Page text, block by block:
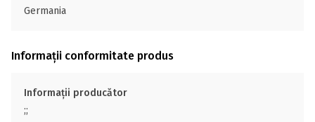
Germania
Informații conformitate produs
Informații producător
;;